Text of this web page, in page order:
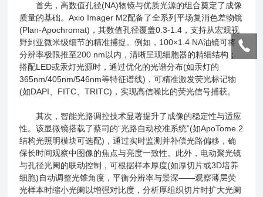
首先，高数值孔径(NA)物镜与优质光源的组合奠定了成像
质量的基础。Axio Imager M2配备了全系列平场复消色差物镜
(Plan-Apochromat)，其数值孔径覆盖0.3-1.4，支持从宏观视
野到亚微米级细节的精准捕捉。例如，100×1.4 NA油镜可将
分辨率极限推至200 nm以内，清晰呈现细胞器的精细结构；
搭配LED或汞灯光源时，通过优化的光谱分布(如汞灯的
365nm/405nm/546nm等特征谱线)，可精准激发荧光标记物
(如DAPI、FITC、TRITC)，实现高信噪比的荧光信号捕获。
其次，智能光路调控技术显著提升了成像的稳定性与适应
性。该显微镜搭载了蔡司的“光路自动校准系统”(如ApoTome.2
结构光照明模块可选配)，通过实时监测并补偿光路偏移，确
保长时间观察中图像的焦点与亮度一致性。此外，电动聚光镜
与孔径光阑的联动控制，可根据样本厚度(如厚切片或3D培养
细胞)自动调整光锥角度，平衡分辨率与景深——观察薄层荧
光样本时缩小光阑以增强对比度，分析厚组织切片时扩大光阑